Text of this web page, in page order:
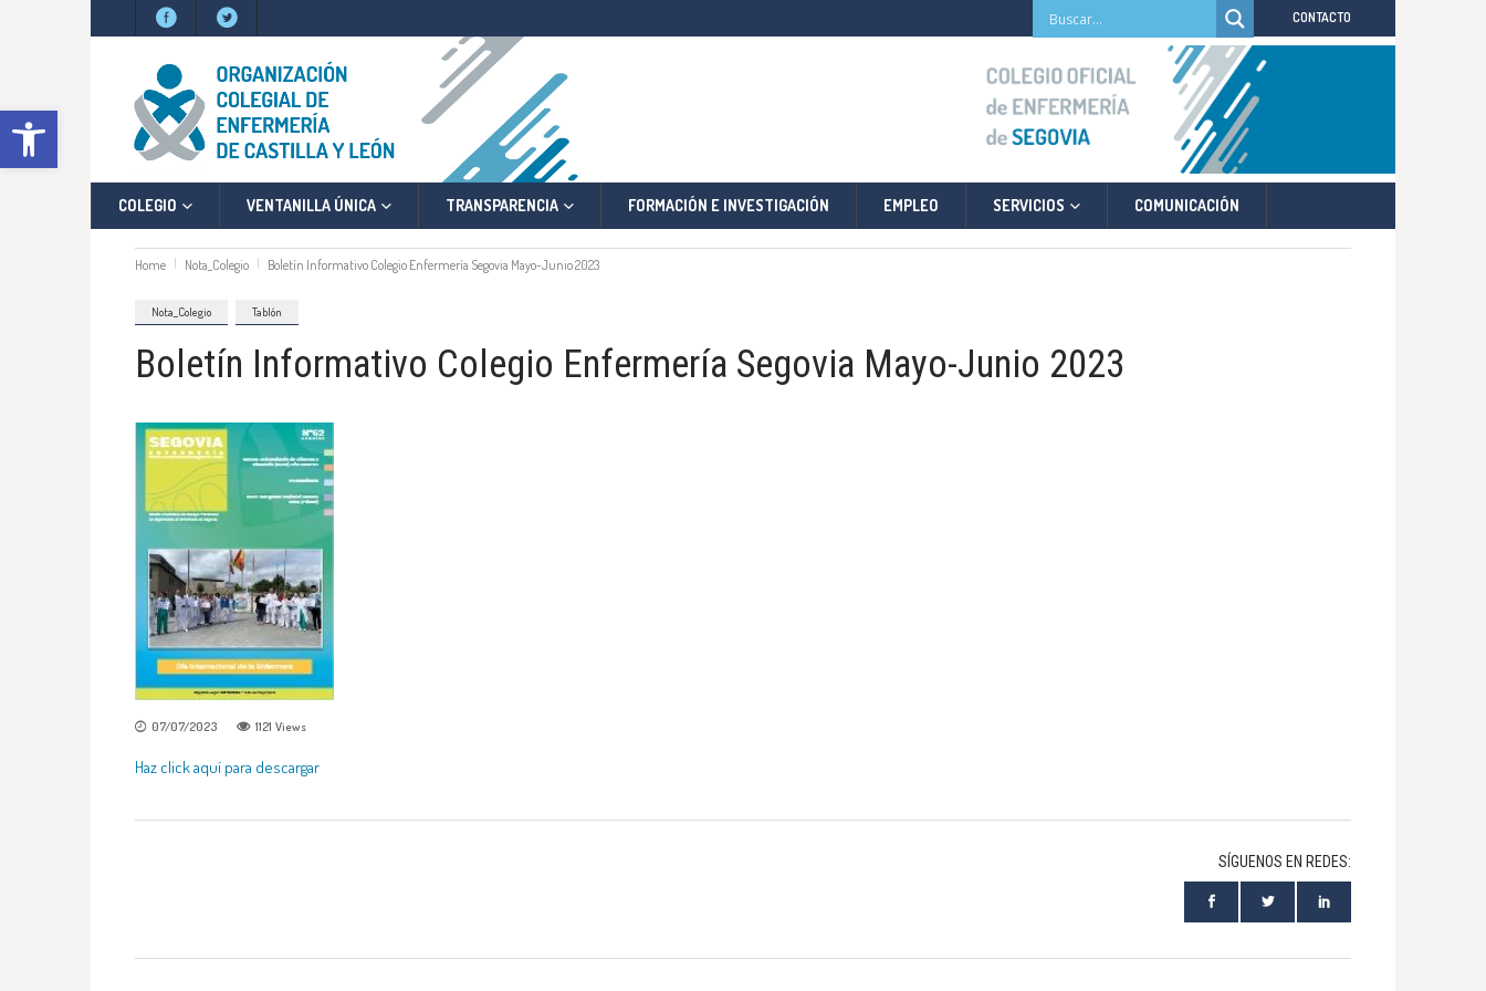
Abrir barra de herramientas
CONTACTO
COLEGIO VENTANILLA ÚNICA TRANSPARENCIA FORMACIÓN E INVESTIGACIÓN EMPLEO SERVICIOS COMUNICACIÓN
Home Nota_Colegio Boletín Informativo Colegio Enfermería Segovia Mayo-Junio 2023
Nota_Colegio Tablón
Boletín Informativo Colegio Enfermería Segovia Mayo-Junio 2023
07/07/2023 1121 Views
Haz click aquí para descargar
SÍGUENOS EN REDES: